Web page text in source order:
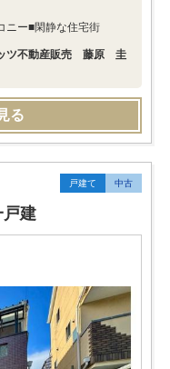
ニー■閑静な住宅街
ツ不動産販売 藤原 圭
る
戸建て 中古
戸建